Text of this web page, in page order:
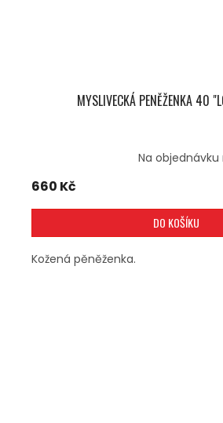
MYSLIVECKÁ PENĚŽENKA 40
Na
660 Kč
DO KOŠÍKU
Kožená pěněženka.